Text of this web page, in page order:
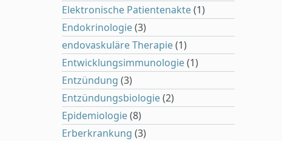
Elektronische Patientenakte(1)
Endokrinologie(3)
endovaskuläre Therapie(1)
Entwicklungsimmunologie(1)
Entzündung (3)
Entzündungsbiologie(2)
Epidemiologie(8)
Erberkrankung (3)